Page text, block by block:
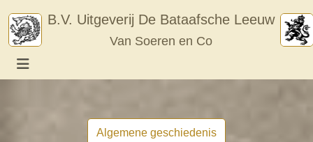
content
B.V. Uitgeverij De Bataafsche Leeuw
Van Soeren en Co
Algemene geschiedenis